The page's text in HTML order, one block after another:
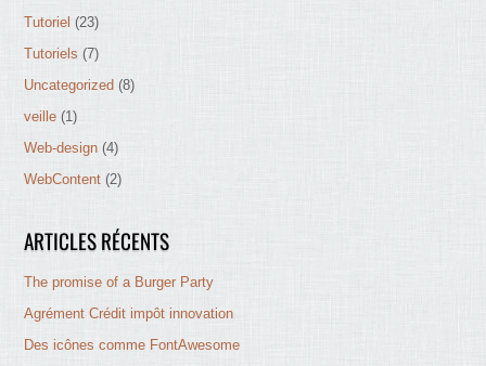
Tutoriel (23)
Tutoriels (7)
Uncategorized (8)
veille (1)
Web-design (4)
WebContent (2)
ARTICLES RÉCENTS
The promise of a Burger Party
Agrément Crédit impôt innovation
Des icônes comme FontAwesome